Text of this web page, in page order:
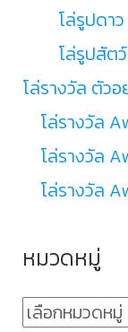
โล่รูปดาว
โล่รูปสัตว์
โล่รางวัล ตัวอ
โล่รางวัล
โล่รางวัล
โล่รางวัล
หมวดหมู่
หมวด